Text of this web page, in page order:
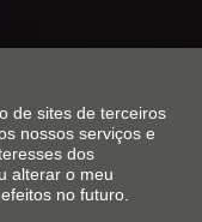
idioma